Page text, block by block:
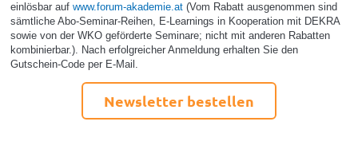
einlösbar auf www.forum-akademie.at(Vom Rabatt ausgenommen sind
sämtliche Abo-Seminar-Reihen, E-Learnings in Kooperation mit DEKRA
sowie von der WKO geförderte Seminare; nicht mit anderen Rabatten
kombinierbar.). Nach erfolgreicher Anmeldung erhalten Sie den
Gutschein-Code per E-Mail.
Newsletter bestellen